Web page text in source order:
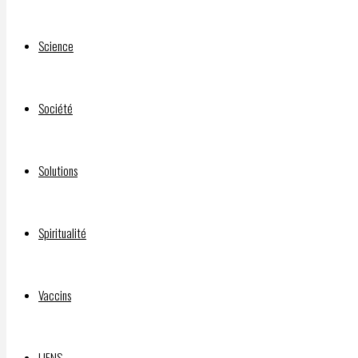
Science
Société
Solutions
Spiritualité
Vaccins